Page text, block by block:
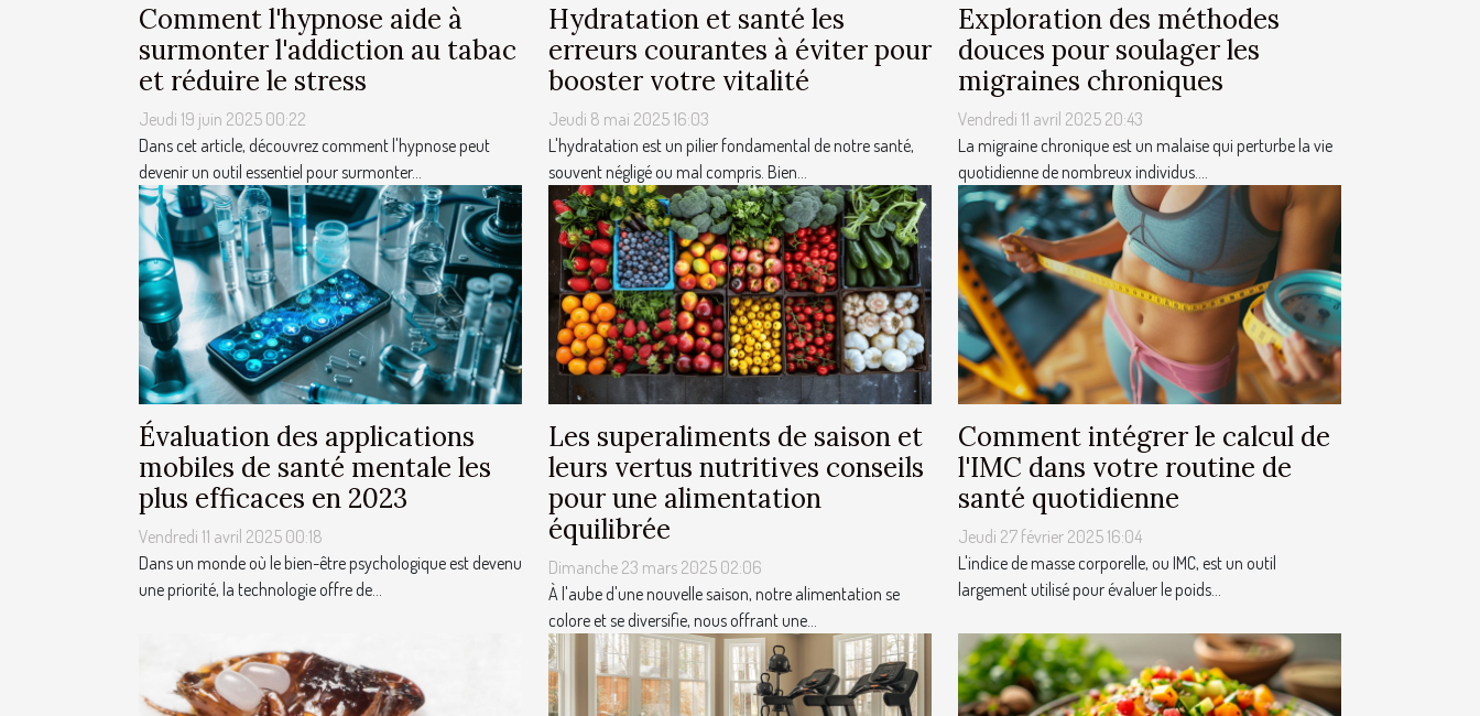
Comment l'hypnose aide à
surmonter l'addiction au tabac
et réduire le stress
Jeudi 19 juin 2025 00:22
Dans cet article, découvrez comment l'hypnose peut
devenir un outil essentiel pour surmonter...
Hydratation et santé les
erreurs courantes à éviter pour
booster votre vitalité
Jeudi 8 mai 2025 16:03
L'hydratation est un pilier fondamental de notre santé,
souvent négligé ou mal compris. Bien...
Exploration des méthodes
douces pour soulager les
migraines chroniques
Vendredi 11 avril 2025 20:43
La migraine chronique est un malaise qui perturbe la vie
quotidienne de nombreux individus....
Évaluation des applications
mobiles de santé mentale les
plus efficaces en 2023
Vendredi 11 avril 2025 00:18
Dans un monde où le bien-être psychologique est devenu
une priorité, la technologie offre de...
Les superaliments de saison et
leurs vertus nutritives conseils
pour une alimentation
équilibrée
Dimanche 23 mars 2025 02:06
À l'aube d'une nouvelle saison, notre alimentation se
colore et se diversifie, nous offrant une...
Comment intégrer le calcul de
l'IMC dans votre routine de
santé quotidienne
Jeudi 27 février 2025 16:04
L'indice de masse corporelle, ou IMC, est un outil
largement utilisé pour évaluer le poids...